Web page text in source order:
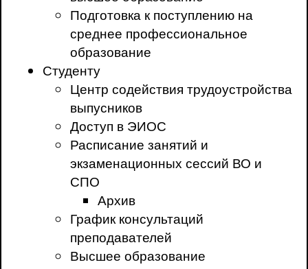
Подготовка к поступлению на
среднее профессиональное
образование
Студенту
Центр содействия трудоустройства
выпусников
Доступ в ЭИОС
Расписание занятий и
экзаменационных сессий ВО и
СПО
Архив
График консультаций
преподавателей
Высшее образование